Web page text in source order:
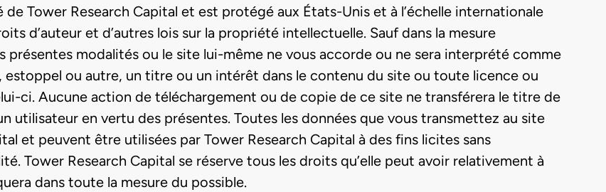
Tower Research Capital et est protégé aux États-Unis et à l’échelle internationale
d’auteur et d’autres lois sur la propriété intellectuelle. Sauf dans la mesure
présentes modalités ou le site lui-même ne vous accorde ou ne sera interprété comme
ou autre, un titre ou un intérêt dans le contenu du site ou toute licence ou
ci. Aucune action de téléchargement ou de copie de ce site ne transférera le titre de
en vertu des présentes. Toutes les données que vous transmettez au site
et peuvent être utilisées par Tower Research Capital à des fins licites sans
Tower Research Capital se réserve tous les droits qu’elle peut avoir relativement à
dans toute la mesure du possible.